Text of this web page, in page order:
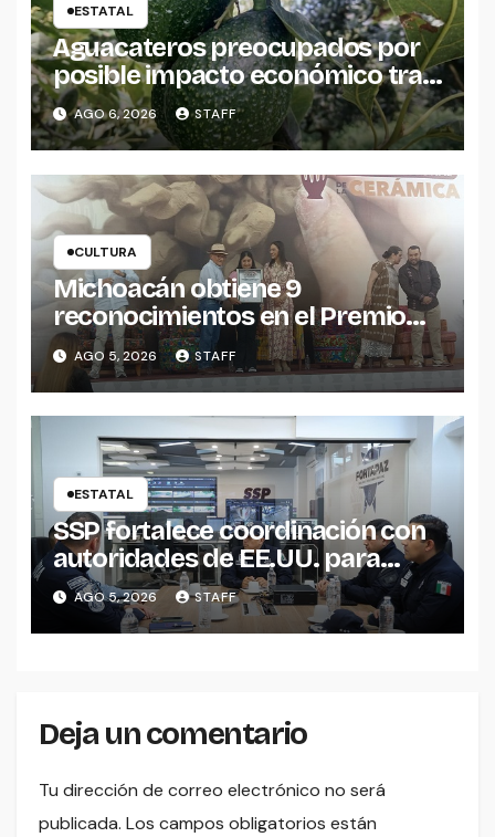
ESTATAL
Aguacateros preocupados por
posible impacto económico tras
alerta de Estados Unidos
AGO 6, 2026 STAFF
CULTURA
Michoacán obtiene 9
reconocimientos en el Premio
Nacional de la Cerámica
AGO 5, 2026 STAFF
ESTATAL
SSP fortalece coordinación con
autoridades de EE.UU. para
reforzar seguridad en la región
aguacatera
AGO 5, 2026 STAFF
Deja un comentario
Tu dirección de correo electrónico no será
publicada. Los campos obligatorios están